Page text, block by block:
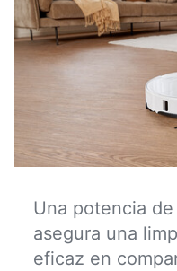
Una potencia
asegura una
eficaz en